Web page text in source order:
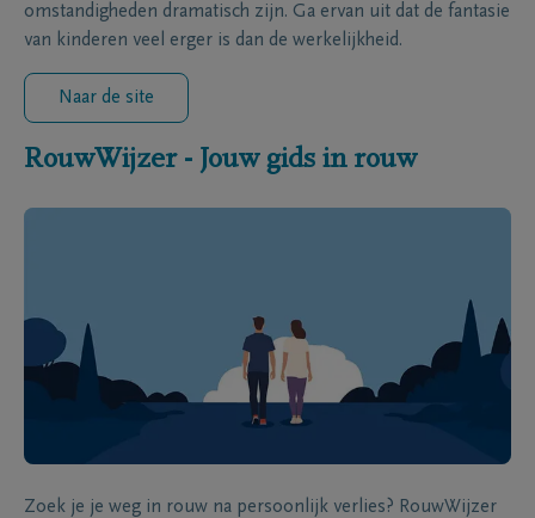
omstandigheden dramatisch zijn. Ga ervan uit dat de fantasie
van kinderen veel erger is dan de werkelijkheid.
Naar de site
RouwWijzer - Jouw gids in rouw
Zoek je je weg in rouw na persoonlijk verlies? RouwWijzer